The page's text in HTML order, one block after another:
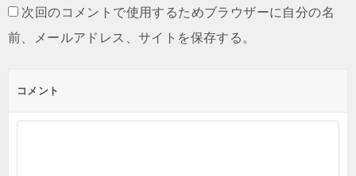
次回のコメントで使用するためブラウザーに自分の名
前、メールアドレス、サイトを保存する。
コメント